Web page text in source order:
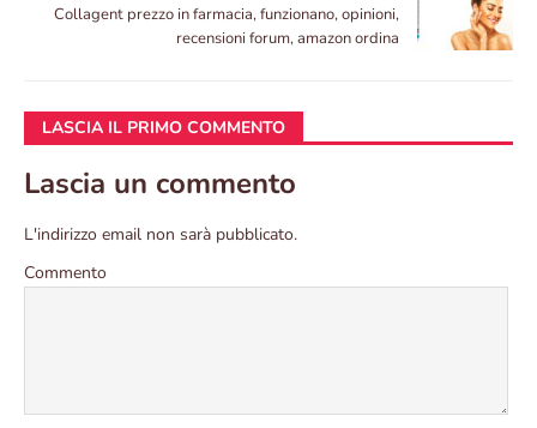
Collagent prezzo in farmacia, funzionano, opinioni,
recensioni forum, amazon ordina
LASCIA IL PRIMO COMMENTO
Lascia un commento
L'indirizzo email non sarà pubblicato.
Commento